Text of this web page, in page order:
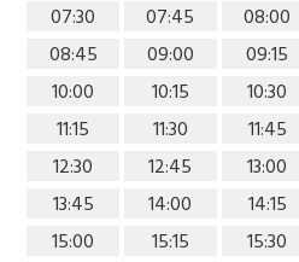
07:30
07:45 08:00
08:45
09:00 09:15
10:00
10:15 10:30
11:15
11:30 11:45
12:30
12:45 13:00
13:45
14:00 14:15
15:00
15:15 15:30